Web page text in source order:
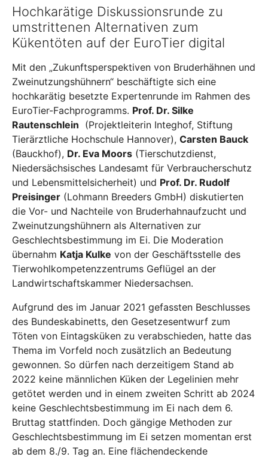
Hochkarätige Diskussionsrunde zu
umstrittenen Alternativen zum
Kükentöten auf der EuroTier digital
Mit den „Zukunftsperspektiven von Bruderhähnen und
Zweinutzungshühnern“ beschäftigte sich eine
hochkarätig besetzte Expertenrunde im Rahmen des
EuroTier-Fachprogramms. Prof. Dr. Silke
Rautenschlein (Projektleiterin Integhof, Stiftung
Tierärztliche Hochschule Hannover), Carsten Bauck
(Bauckhof), Dr. Eva Moors (Tierschutzdienst,
Niedersächsisches Landesamt für Verbraucherschutz
und Lebensmittelsicherheit) und Prof. Dr. Rudolf
Preisinger (Lohmann Breeders GmbH) diskutierten
die Vor- und Nachteile von Bruderhahnaufzucht und
Zweinutzungshühnern als Alternativen zur
Geschlechtsbestimmung im Ei. Die Moderation
übernahm Katja Kulke von der Geschäftsstelle des
Tierwohlkompetenzzentrums Geflügel an der
Landwirtschaftskammer Niedersachsen.
Aufgrund des im Januar 2021 gefassten Beschlusses
des Bundeskabinetts, den Gesetzesentwurf zum
Töten von Eintagsküken zu verabschieden, hatte das
Thema im Vorfeld noch zusätzlich an Bedeutung
gewonnen. So dürfen nach derzeitigem Stand ab
2022 keine männlichen Küken der Legelinien mehr
getötet werden und in einem zweiten Schritt ab 2024
keine Geschlechtsbestimmung im Ei nach dem 6.
Bruttag stattfinden. Doch gängige Methoden zur
Geschlechtsbestimmung im Ei setzen momentan erst
ab dem 8./9. Tag an. Eine flächendeckende